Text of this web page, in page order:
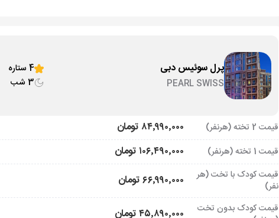
پرل سوئیس دبی
PEARL SWISS
4 ستاره
3 شب
قیمت 2 تخته (هرنفر) ۸۴٬۹۹۰٬۰۰۰ تومان
قیمت 1 تخته (هرنفر) ۱۰۶٬۴۹۰٬۰۰۰ تومان
قیمت کودک با تخت (هر
نفر)
۶۶٬۹۹۰٬۰۰۰ تومان
قیمت کودک بدون تخت
۴۵٬۸۹۰٬۰۰۰ تومان